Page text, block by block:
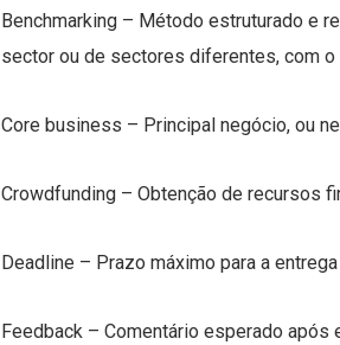
Benchmarking – Método estruturado e
sector ou de sectores diferentes, com o
Core business – Principal negócio, ou
Crowdfunding – Obtenção de recursos
Deadline – Prazo máximo para a
Feedback – Comentário esperado após